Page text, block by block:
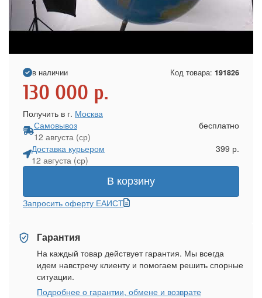
в наличии Код товара: 191826
130 000 р.
Получить в г. Москва
Самовывоз
12 августа (ср)
бесплатно
Доставка курьером
12 августа (ср)
399 р.
В корзину
Запросить оферту ЕАИСТ
Гарантия
На каждый товар действует гарантия. Мы всегда
идем навстречу клиенту и помогаем решить спорные
ситуации.
Подробнее о гарантии, обмене и возврате